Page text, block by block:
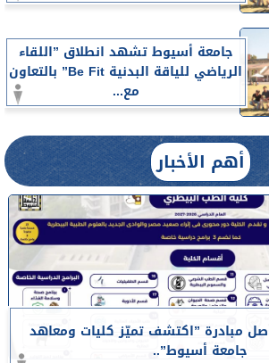
جامعة أسيوط تشهد انطلاق ”اللقاء
الرياضي للياقة البدنية Be Fit” بالتعاون
مع...
أهم الأخبار
مبادرة ”اكتشف تميّز كليات ومعاهد
جامعة أسيوط”..